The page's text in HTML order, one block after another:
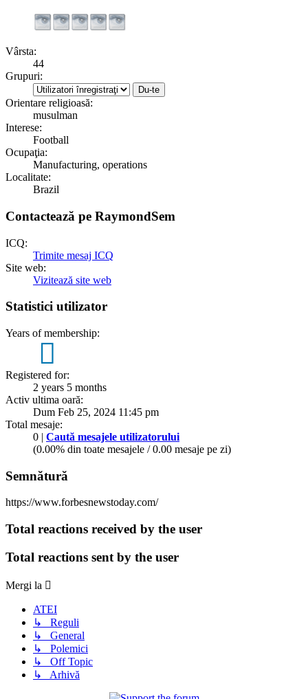
Vârsta:
44
Grupuri:
Orientare religioasă:
musulman
Interese:
Football
Ocupaţia:
Manufacturing, operations
Localitate:
Brazil
Contactează pe RaymondSem
ICQ:
Trimite mesaj ICQ
Site web:
Vizitează site web
Statistici utilizator
Years of membership:
Registered for:
2 years 5 months
Activ ultima oară:
Dum Feb 25, 2024 11:45 pm
Total mesaje:
0 | Caută mesajele utilizatorului
(0.00% din toate mesajele / 0.00 mesaje pe zi)
Semnătură
https://www.forbesnewstoday.com/
Total reactions received by the user
Total reactions sent by the user
Mergi la
ATEI
↳ Reguli
↳ General
↳ Polemici
↳ Off Topic
↳ Arhivă